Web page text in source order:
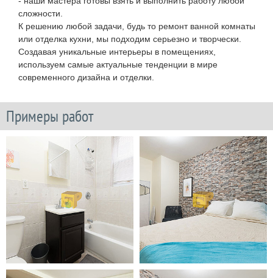
сложности.
К решению любой задачи, будь то ремонт ванной комнаты
или отделка кухни, мы подходим серьезно и творчески.
Создавая уникальные интерьеры в помещениях,
используем самые актуальные тенденции в мире
современного дизайна и отделки.
Примеры работ